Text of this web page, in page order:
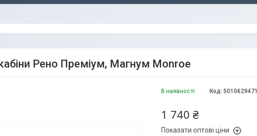
Рено Преміум, Магнум Monroe
В наявності Код: 5010629471
1 740 ₴
Показати оптові ціни